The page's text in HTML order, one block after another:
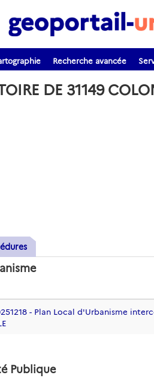
Recherche avancée
DE 31149
- Plan Local d'Urbanisme
Publique